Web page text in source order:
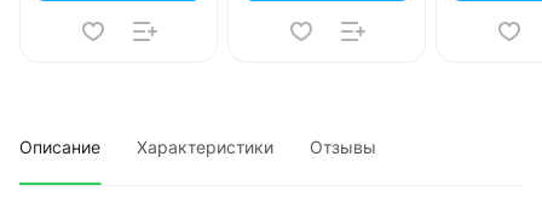
Описание Характеристики Отзывы